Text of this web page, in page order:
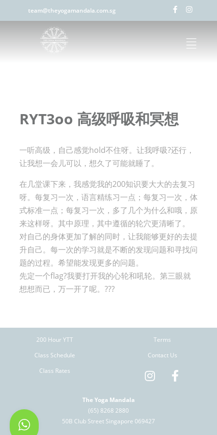
team@theyogamandala.com.sg
RYT3oo 高级呼吸和冥想
一听高级，自己感觉hold不住呀。让我呼吸?还行，
让我想一会儿可以，想久了可能就睡了。
在几堂课下来，我感觉我的200知识要大大的去复习
呀。每复习一次，语言精练习一点；每复习一次，体
式标准一点；每复习一次，多了几个为什么和哦，原
来这样呀。其中原理，其中遵循的轮穴更清晰了。
对自己的身体更加了解的同时，让我能够更好的去提
升自己。每一次的学习就是不断的发现问题和寻找问
题的过程。希望能发现更多的问题。
先定一个flag?我要打开我的心轮和吼轮。第三眼就
想想而已，万一开了呢。???
200 Hour YTT
Class Schedule
Class Rates
Terms
Contact Us
The Yoga Mandala
(65) 8268 2880
50B Club Street Singapore 069427